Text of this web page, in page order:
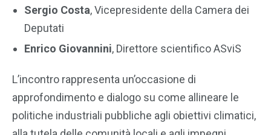
Sergio Costa, Vicepresidente della Camera dei
Deputati
Enrico Giovannini, Direttore scientifico ASviS
L’incontro rappresenta un’occasione di
approfondimento e dialogo su come allineare le
politiche industriali pubbliche agli obiettivi climatici,